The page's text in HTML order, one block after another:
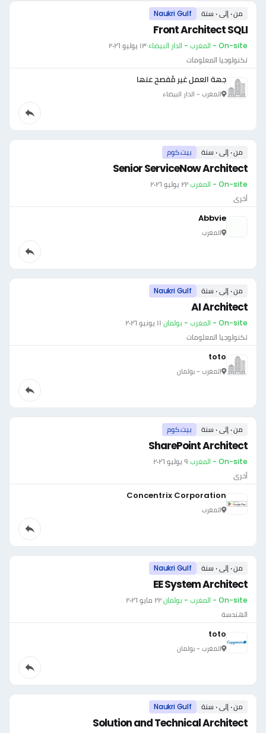
من ٠ إلى ٠ سنة Naukri Gulf
Front Architect SQLI
On-site - المغرب - الدار البيضاء ·١٣ يوليو ٢٠٢٦
تكنولوجيا المعلومات
جهة العمل غير مُفصح عنها
المغرب - الدار البيضاء
من ٠ إلى ٠ سنة بيت.كوم
Senior ServiceNow Architect
On-site - المغرب ·٢٢ يوليو ٢٠٢٦
أخرى
Abbvie
المغرب
من ٠ إلى ٠ سنة Naukri Gulf
AI Architect
On-site - المغرب - بولمان ·١١ يونيو ٢٠٢٦
تكنولوجيا المعلومات
toto
المغرب - بولمان
من ٠ إلى ٠ سنة بيت.كوم
SharePoint Architect
On-site - المغرب ·٩ يوليو ٢٠٢٦
أخرى
Concentrix Corporation
المغرب
من ٠ إلى ٠ سنة Naukri Gulf
EE System Architect
On-site - المغرب - بولمان ·٢٢ مايو ٢٠٢٦
الهندسة
toto
المغرب - بولمان
من ٠ إلى ٠ سنة Naukri Gulf
Solution and Technical Architect